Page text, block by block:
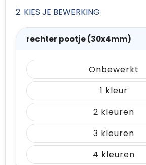
2. KIES JE BEWERKING
rechter pootje (30x4mm)
Onbewerkt
1
2
3
4